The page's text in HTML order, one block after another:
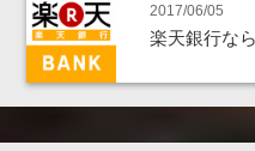
2017/06/05
楽天銀行な